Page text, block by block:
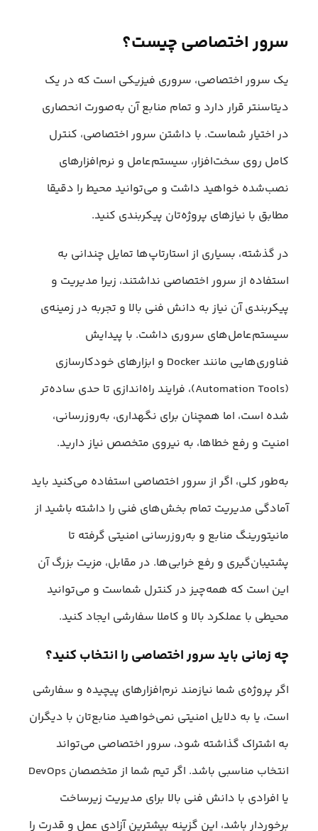
سرور اختصاصی چیست؟
یک سرور اختصاصی، سروری فیزیکی است که در یک
دیتاسنتر قرار دارد و تمام منابع آن به‌صورت انحصاری
در اختیار شماست. با داشتن سرور اختصاصی، کنترل
کامل روی سخت‌افزار، سیستم‌عامل و نرم‌افزارهای
نصب‌شده خواهید داشت و می‌توانید محیط را دقیقا
مطابق با نیازهای پروژه‌تان پیکربندی کنید.
در گذشته، بسیاری از استارتاپ‌ها تمایل چندانی به
استفاده از سرور اختصاصی نداشتند، زیرا مدیریت و
پیکربندی آن نیاز به دانش فنی بالا و تجربه در زمینه‌ی
سیستم‌عامل‌های سروری داشت. با پیدایش
فناوری‌هایی مانند Docker و ابزارهای خودکارسازی
(Automation Tools)، فرایند راه‌اندازی تا حدی ساده‌تر
شده است، اما همچنان برای نگهداری، به‌روزرسانی،
امنیت و رفع خطاها، به نیروی متخصص نیاز دارید.
به‌طور کلی، اگر از سرور اختصاصی استفاده می‌کنید باید
آمادگی مدیریت تمام بخش‌های فنی را داشته باشید از
مانیتورینگ منابع و به‌روزرسانی امنیتی گرفته تا
پشتیبان‌گیری و رفع خرابی‌ها. در مقابل، مزیت بزرگ آن
این است که همه‌چیز در کنترل شماست و می‌توانید
محیطی با عملکرد بالا و کاملا سفارشی ایجاد کنید.
چه زمانی باید سرور اختصاصی را انتخاب کنید؟
اگر پروژه‌ی شما نیازمند نرم‌افزارهای پیچیده و سفارشی
است، یا به دلایل امنیتی نمی‌خواهید منابع‌تان با دیگران
به اشتراک گذاشته شود، سرور اختصاصی می‌تواند
انتخاب مناسبی باشد. اگر تیم شما از متخصصان DevOps
یا افرادی با دانش فنی بالا برای مدیریت زیرساخت
برخوردار باشد، این گزینه بیشترین آزادی عمل و قدرت را